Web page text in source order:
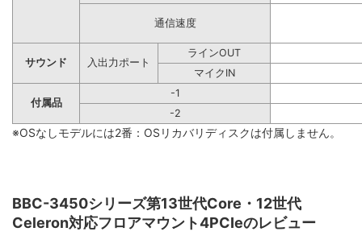
通信速度
サウンド 入出力ポート
ラインOUT
マイクIN
付属品
-1
-2
※OSなしモデルには2番：OSリカバリディスクは付属しません。
BBC-3450シリーズ第13世代Core・12世代
Celeron対応フロアマウント4PCIeのレビュー